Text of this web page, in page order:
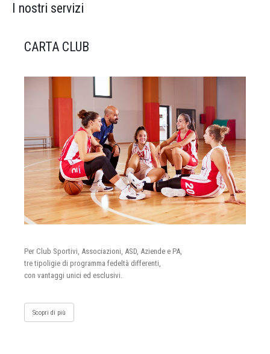
I nostri servizi
CARTA CLUB
Per Club Sportivi, Associazioni, ASD, Aziende e PA,
tre tipoligie di programma fedeltà differenti,
con vantaggi unici ed esclusivi.
Scopri di più